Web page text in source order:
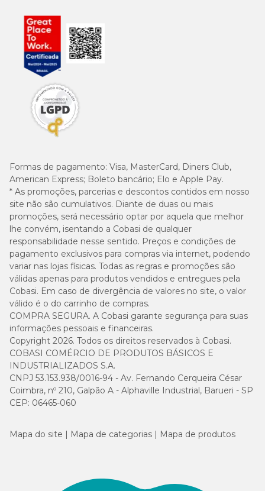
Formas de pagamento: Visa, MasterCard, Diners Club,
American Express; Boleto bancário; Elo e Apple Pay.
* As promoções, parcerias e descontos contidos em nosso
site não são cumulativos. Diante de duas ou mais
promoções, será necessário optar por aquela que melhor
lhe convém, isentando a Cobasi de qualquer
responsabilidade nesse sentido. Preços e condições de
pagamento exclusivos para compras via internet, podendo
variar nas lojas físicas. Todas as regras e promoções são
válidas apenas para produtos vendidos e entregues pela
Cobasi. Em caso de divergência de valores no site, o valor
válido é o do carrinho de compras.
COMPRA SEGURA. A Cobasi garante segurança para suas
informações pessoais e financeiras.
Copyright 2026. Todos os direitos reservados à Cobasi.
COBASI COMÉRCIO DE PRODUTOS BÁSICOS E
INDUSTRIALIZADOS S.A.
CNPJ 53.153.938/0016-94 - Av. Fernando Cerqueira César
Coimbra, nº 210, Galpão A - Alphaville Industrial, Barueri - SP
CEP: 06465-060
Mapa do site Mapa de categorias Mapa de produtos